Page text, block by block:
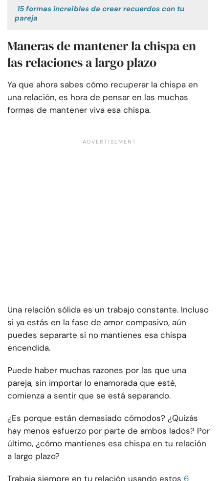
15 formas increíbles de crear recuerdos con tu
pareja
Maneras de mantener la chispa en
las relaciones a largo plazo
Ya que ahora sabes cómo recuperar la chispa en
una relación, es hora de pensar en las muchas
formas de mantener viva esa chispa.
Una relación sólida es un trabajo constante. Incluso
si ya estás en la fase de amor compasivo, aún
puedes separarte si no mantienes esa chispa
encendida.
Puede haber muchas razones por las que una
pareja, sin importar lo enamorada que esté,
comienza a sentir que se está separando.
¿Es porque están demasiado cómodos? ¿Quizás
hay menos esfuerzo por parte de ambos lados? Por
último, ¿cómo mantienes esa chispa en tu relación
a largo plazo?
Trabaja siempre en tu relación usando estos 6